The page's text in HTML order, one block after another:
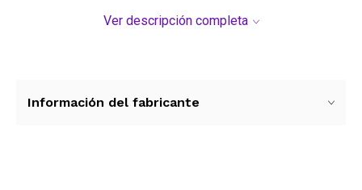
Este dispositivo esta diseñado pensando en tu
inteligente es amigable con el descanso, ya que
Ver descripción completa
Información del fabricante